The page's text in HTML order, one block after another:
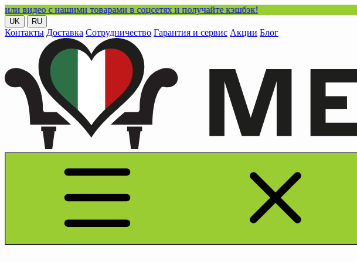
нашими товарами в соцсетях и получайте кэшбэк!
UK RU
Контакты Доставка Сотрудничество Гарантия и сервис Акции Блог